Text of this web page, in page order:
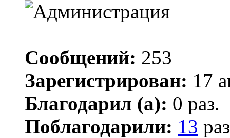
Сообщений: 253
Зарегистрирован: 17
Благодарил (а): 0 раз.
Поблагодарили: 13